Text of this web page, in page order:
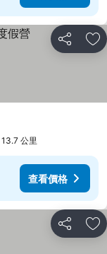
分享 放
公里
查看價格
分享 放